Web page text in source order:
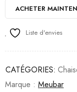
ACHETER
Liste d'envies
CATÉGORIES:
Marque : Meubar